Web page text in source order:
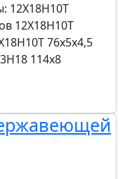
12Х18Н10Т
12Х18Н10Т
76х5х4,5
114х8